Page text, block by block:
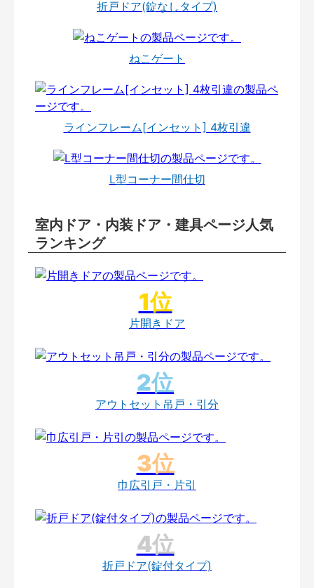
折戸ドア(錠なしタイプ)
ねこゲート
ラインフレーム[インセット] 4枚引違
L型コーナー間仕切
室内ドア・内装ドア・建具ページ人気
ランキング
片開きドア
アウトセット吊戸・引分
巾広引戸・片引
折戸ドア(錠付タイプ)